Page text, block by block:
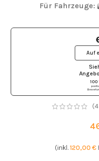
Für Fahrzeuge:
100
Auf
(4
(inkl. 120,00 €